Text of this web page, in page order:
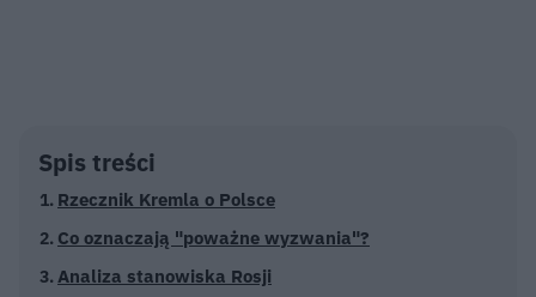
Spis treści
Rzecznik Kremla o Polsce
Co oznaczają "poważne wyzwania"?
Analiza stanowiska Rosji